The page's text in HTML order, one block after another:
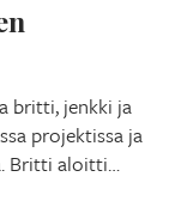
britti, jenkki ja
projektissa ja
Britti aloitti…